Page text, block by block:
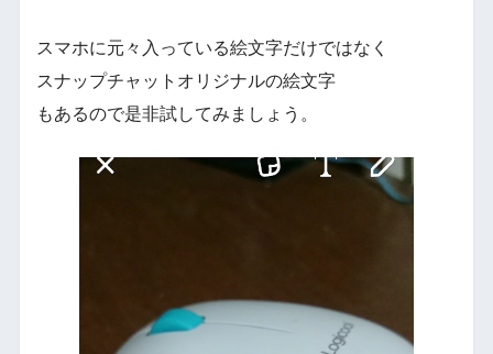
スマホに元々入っている絵文字だけではなく
スナップチャットオリジナルの絵文字
もあるので是非試してみましょう。